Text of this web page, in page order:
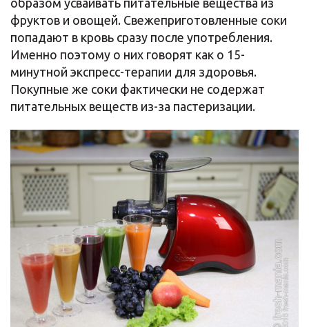
образом усваивать питательные вещества из
фруктов и овощей. Свежеприготовленные соки
попадают в кровь сразу после употребления.
Именно поэтому о них говорят как о 15-
минутной экспресс-терапии для здоровья.
Покупные же соки фактически не содержат
питательных веществ из-за пастеризации.